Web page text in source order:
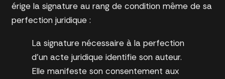
érige la signature au rang de condition même de sa
perfection juridique :
La signature nécessaire à la perfection
d’un acte juridique identifie son auteur.
Elle manifeste son consentement aux